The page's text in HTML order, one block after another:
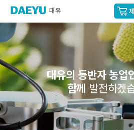
대유의 동반자 농업
함께 발전하겠